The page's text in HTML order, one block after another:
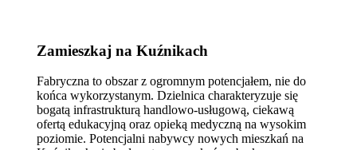
Zamieszkaj na Kuźnikach
Fabryczna to obszar z ogromnym potencjałem, nie do
końca wykorzystanym. Dzielnica charakteryzuje się
bogatą infrastrukturą handlowo-usługową, ciekawą
ofertą edukacyjną oraz opieką medyczną na wysokim
poziomie. Potencjalni nabywcy nowych mieszkań na